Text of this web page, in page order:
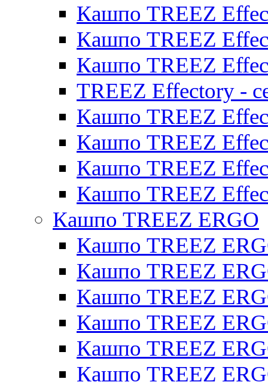
Кашпо TREEZ
Кашпо TREEZ
Кашпо TREEZ
TREEZ Effectory -
Кашпо TREEZ
Кашпо TREEZ
Кашпо TREEZ
Кашпо TREEZ
Кашпо TREEZ ERGO
Кашпо TREEZ
Кашпо TREEZ
Кашпо TREEZ
Кашпо TREEZ
Кашпо TREEZ
Кашпо TREEZ